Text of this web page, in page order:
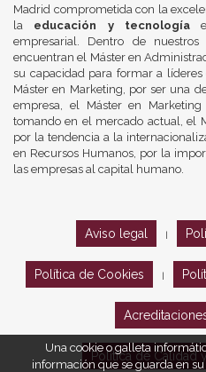
Madrid comprometida con la
la educación y tecnología
empresarial. Dentro de
encuentran el Máster en
su capacidad para formar a
Máster en Marketing, por ser una
empresa, el Máster en
tomando en el mercado actual, el
por la tendencia a la
en Recursos Humanos, por la
las empresas al capital humano.
Aviso legal
Política de Cookies
Política de Calidad
Una cookie o galleta
información que se guarda en